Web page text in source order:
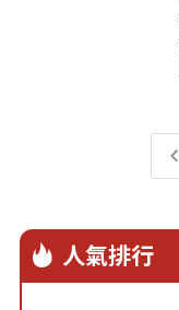
人氣排行